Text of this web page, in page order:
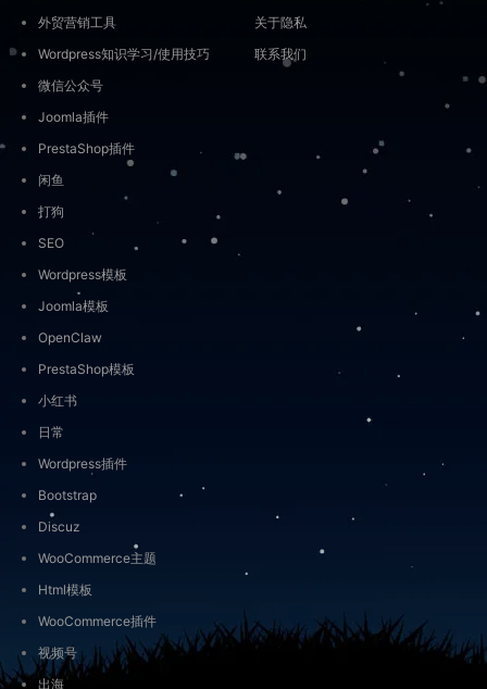
外贸营销工具
Wordpress知识学习/使用技巧
微信公众号
Joomla插件
PrestaShop插件
闲鱼
打狗
SEO
Wordpress模板
Joomla模板
OpenClaw
PrestaShop模板
小红书
日常
Wordpress插件
Bootstrap
Discuz
WooCommerce主题
Html模板
WooCommerce插件
视频号
出海
关于隐私
联系我们